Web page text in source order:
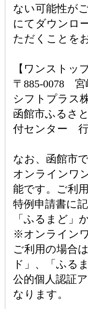
ない可能性が
にてダウンロ
ただくことを
【ワンストッ
〒885-0078 宮
シフトプラス
函館市ふるさ
付センター
なお、函館市
オンラインワ
能です。ご利
特例申請書に
「ふるまど」
※オンライン
ご利用の場合
ド」、「ふる
公的個人認証
なります。